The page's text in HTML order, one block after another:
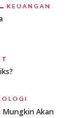
KEUANGAN
Mungkin Akan